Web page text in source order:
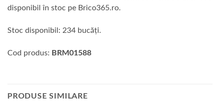
disponibil în stoc pe Brico365.ro.
Stoc disponibil: 234 bucăți.
Cod produs: BRM01588
PRODUSE SIMILARE